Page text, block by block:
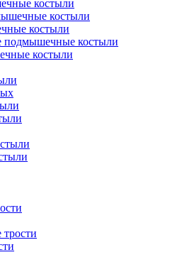
костыли
костыли
костыли
подмышечные костыли
костыли